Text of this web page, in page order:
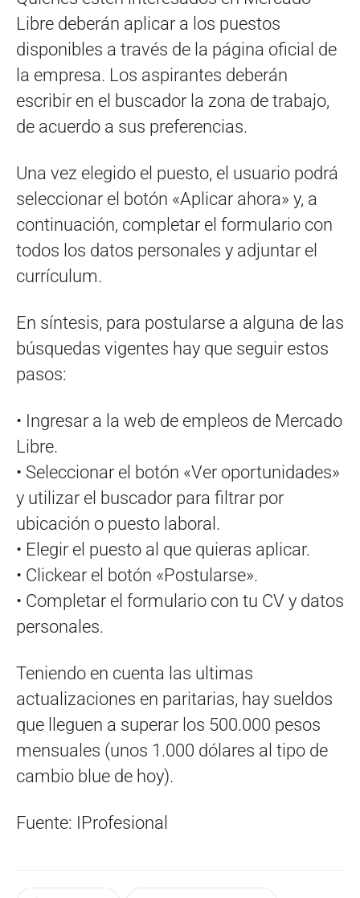
Libre deberán aplicar a los puestos
disponibles a través de la página oficial de
la empresa. Los aspirantes deberán
escribir en el buscador la zona de trabajo,
de acuerdo a sus preferencias.
Una vez elegido el puesto, el usuario podrá
seleccionar el botón «Aplicar ahora» y, a
continuación, completar el formulario con
todos los datos personales y adjuntar el
currículum.
En síntesis, para postularse a alguna de las
búsquedas vigentes hay que seguir estos
pasos:
• Ingresar a la web de empleos de Mercado
Libre.
• Seleccionar el botón «Ver oportunidades»
y utilizar el buscador para filtrar por
ubicación o puesto laboral.
• Elegir el puesto al que quieras aplicar.
• Clickear el botón «Postularse».
• Completar el formulario con tu CV y datos
personales.
Teniendo en cuenta las ultimas
actualizaciones en paritarias, hay sueldos
que lleguen a superar los 500.000 pesos
mensuales (unos 1.000 dólares al tipo de
cambio blue de hoy).
Fuente: IProfesional